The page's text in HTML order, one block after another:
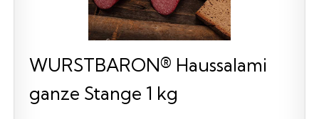
WURSTBARON® Haussalami
ganze Stange 1 kg